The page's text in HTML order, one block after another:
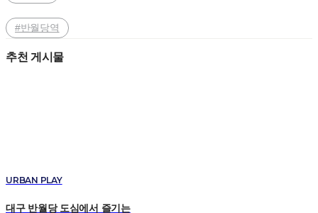
#반월당역
추천 게시물
URBAN PLAY
대구 반월당 도심에서 즐기는